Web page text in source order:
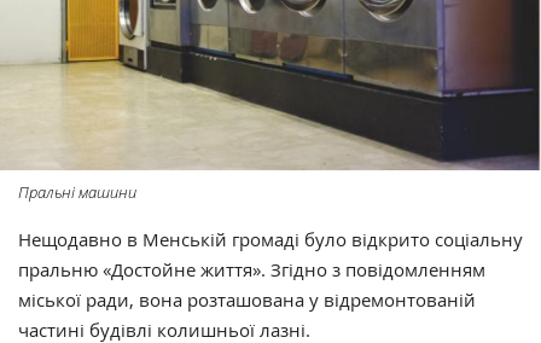
Пральні машини
Нещодавно в Менській громаді було відкрито соціальну
пральню «Достойне життя». Згідно з повідомленням
міської ради, вона розташована у відремонтованій
частині будівлі колишньої лазні.